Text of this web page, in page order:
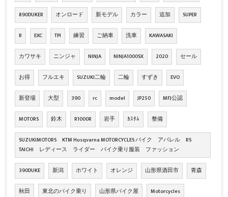
890DUKER オンロード 新モデル カラー 追加 SUPER
R EXC TPI 練習 ご納車 洗車 KAWASAKI
カワサキ ニンジャ NINJA NINJA1000SX 2020 セール
お得 フルエキ SUZUKI二輪 二輪 すずき EVO
新登場 大型 390 rc model JP250 MFJ公認
MOTORS 鈴木 R1000R 岩手 ｶｽﾀﾑ 整備
SUZUKIMOTORS KTM Husqvarna MOTORCYCLES バイク アパレル RS
TAICHI レディース ライダー バイク乗り服装 ファッション
390DUKE 新潟 ホワイト オレンジ 山形県酒田市 青森
秋田 東北のバイク乗り 山形県バイク屋 Motorcycles